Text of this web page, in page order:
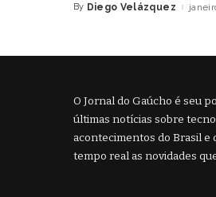
Posted
By Diego Velázquez
O Jornal do Gaúcho é seu
últimas notícias sobre
acontecimentos do Brasil e
tempo real as novidades